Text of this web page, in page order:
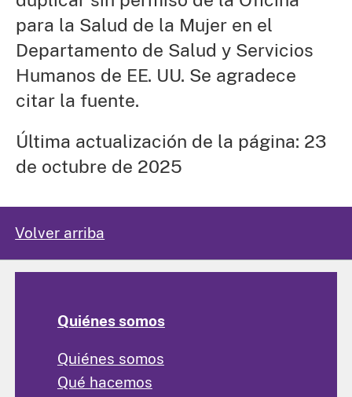
para la Salud de la Mujer en el
Departamento de Salud y Servicios
Humanos de EE. UU. Se agradece
citar la fuente.
Última actualización de la página: 23
de octubre de 2025
Volver arriba
Quiénes somos
Quiénes somos
Qué hacemos